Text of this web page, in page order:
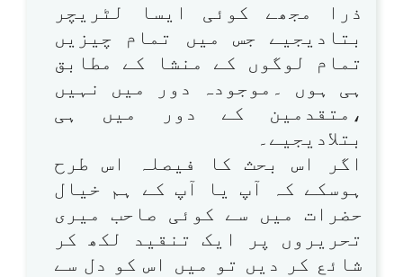
ذرا مجھے کوئی ایسا لٹریچر
بتادیجیے جس میں تمام چیزیں
تمام لوگوں کے منشا کے مطابق
ہی ہوں ۔موجودہ دور میں نہیں
،متقدمین کے دور میں ہی
بتلادیجیے۔
اگر اس بحث کا فیصلہ اس طرح
ہوسکے کہ آپ یا آپ کے ہم خیال
حضرات میں سے کوئی صاحب میری
تحریروں پر ایک تنقید لکھ کر
شائع کر دیں تو میں اس کو دل سے